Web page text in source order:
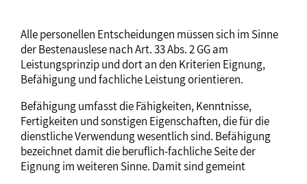
Alle personellen Entscheidungen müssen sich im Sinne
der Bestenauslese nach Art. 33 Abs. 2 GG am
Leistungsprinzip und dort an den Kriterien Eignung,
Befähigung und fachliche Leistung orientieren.
Befähigung umfasst die Fähigkeiten, Kenntnisse,
Fertigkeiten und sonstigen Eigenschaften, die für die
dienstliche Verwendung wesentlich sind. Befähigung
bezeichnet damit die beruflich-fachliche Seite der
Eignung im weiteren Sinne. Damit sind gemeint